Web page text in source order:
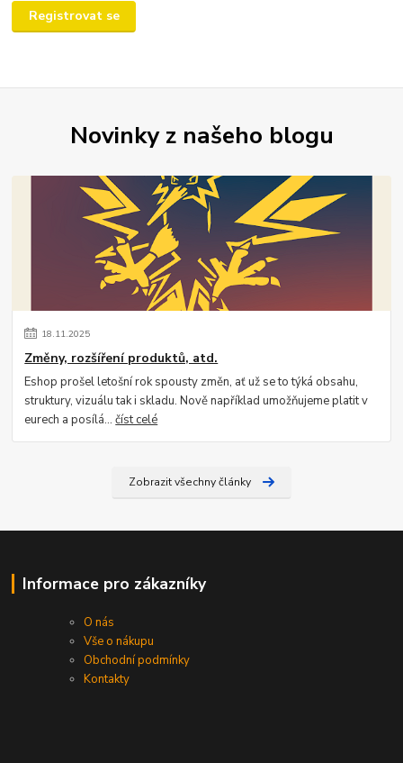
Registrovat se
Novinky z našeho blogu
18.11.2025
Změny, rozšíření produktů, atd.
Eshop prošel letošní rok spousty změn, ať už se to týká obsahu,
struktury, vizuálu tak i skladu. Nově například umožňujeme platit v
eurech a posílá...číst celé
Zobrazit všechny články
Informace pro zákazníky
O nás
Vše o nákupu
Obchodní podmínky
Kontakty